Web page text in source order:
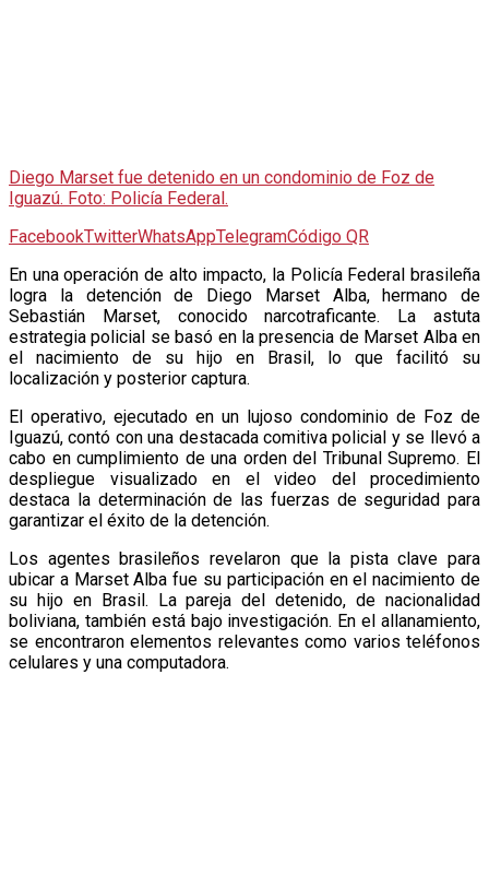
Diego Marset fue detenido en un condominio de Foz de
Iguazú. Foto: Policía Federal.
FacebookTwitterWhatsAppTelegramCódigo QR
En una operación de alto impacto, la Policía Federal brasileña
logra la detención de Diego Marset Alba, hermano de
Sebastián Marset, conocido narcotraficante. La astuta
estrategia policial se basó en la presencia de Marset Alba en
el nacimiento de su hijo en Brasil, lo que facilitó su
localización y posterior captura.
El operativo, ejecutado en un lujoso condominio de Foz de
Iguazú, contó con una destacada comitiva policial y se llevó a
cabo en cumplimiento de una orden del Tribunal Supremo. El
despliegue visualizado en el video del procedimiento
destaca la determinación de las fuerzas de seguridad para
garantizar el éxito de la detención.
Los agentes brasileños revelaron que la pista clave para
ubicar a Marset Alba fue su participación en el nacimiento de
su hijo en Brasil. La pareja del detenido, de nacionalidad
boliviana, también está bajo investigación. En el allanamiento,
se encontraron elementos relevantes como varios teléfonos
celulares y una computadora.